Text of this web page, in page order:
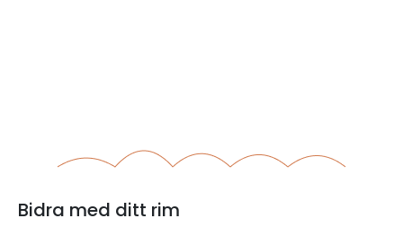
Bidra med ditt rim